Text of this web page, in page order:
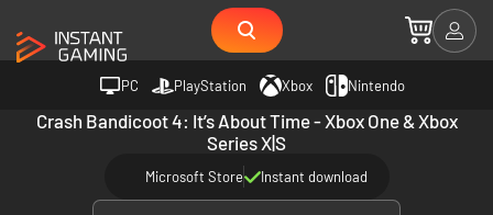
PC PlayStation Xbox Nintendo
Crash Bandicoot 4: It’s About Time - Xbox One & Xbox
Series X|S
Microsoft Store Instant download